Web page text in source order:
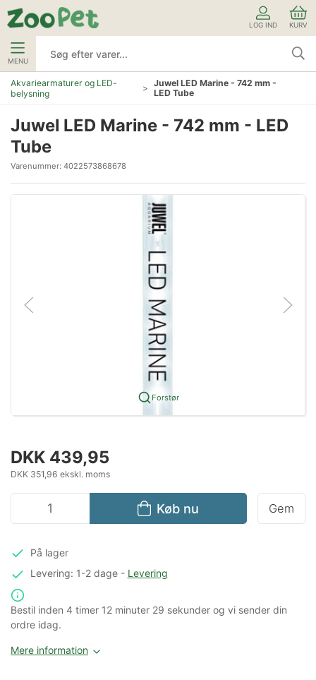
LOG IND KURV
MENU
Akvariearmaturer og LED-
belysning
Juwel LED Marine - 742 mm -
LED Tube
Juwel LED Marine - 742 mm - LED
Tube
Varenummer: 4022573868678
Forstør
DKK 439,95
DKK 351,96 ekskl. moms
Køb nu Gem
På lager
Levering: 1-2 dage- Levering
Bestil inden 4 timer 12 minuter 29 sekunder og vi sender din
ordre idag.
Mere information